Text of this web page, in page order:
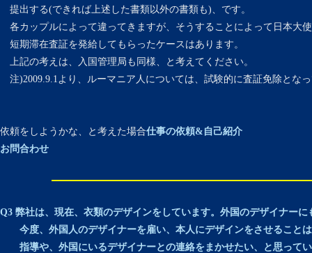
提出する(できれば上述した書類以外の書類も)、です。
各カップルによって違ってきますが、そうすることによって日本大
短期滞在査証を発給してもらったケースはあります。
上記の考えは、入国管理局も同様、と考えてください。
注)2009.9.1より、ルーマニア人については、試験的に査証免除とな
依頼をしようかな、と考えた場合仕事の依頼&自己紹介
お問合わせ
Q3 弊社は、現在、衣類のデザインをしています。外国のデザイナー
今度、外国人のデザイナーを雇い、本人にデザインをさせること
指導や、外国にいるデザイナーとの連絡をまかせたい、と思って